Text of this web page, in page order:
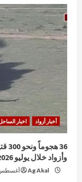
أخبار أزواد اخبار الساحل
وأزواد خلال يوليو 2026
Ag Akal أغسطس 3,